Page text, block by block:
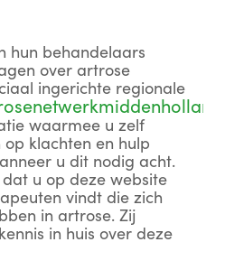
hun behandelaars
over artrose
ingerichte regionale
waarmee u zelf
klachten en hulp
u dit nodig acht.
u op deze website
vindt die zich
in artrose. Zij
in huis over deze